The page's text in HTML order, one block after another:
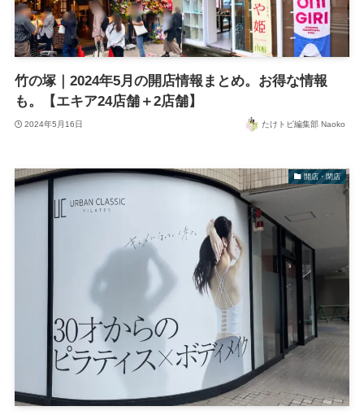
竹の塚｜2024年5月の開店情報まとめ。お得な情報
も。【エキア24店舗＋2店舗】
2024年5月16日 たけトピ編集部 Naoko
開店・閉店